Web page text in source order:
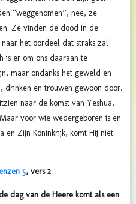
“weggenomen”, nee, ze
Ze vinden de dood in de
het oordeel dat straks zal
is er om ons daaraan te
maar ondanks het geweld en
drinken en trouwen gewoon door.
naar de komst van Yeshua,
voor wie wedergeboren is en
en Zijn Koninkrijk, komt Hij niet
5, vers 2
dag van de Heere komt als een